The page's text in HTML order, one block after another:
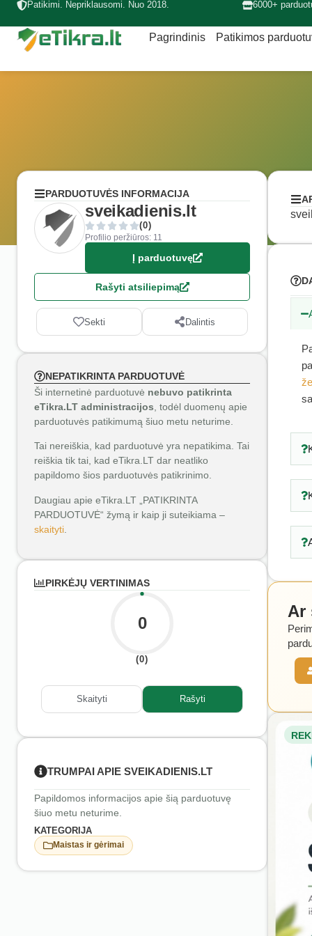
Patikimi. Nepriklausomi. Nuo 2018. 6000+
Pagrindinis Patikimos
PARDUOTUVĖS INFORMACIJA
sveikadienis.lt
(0)
Profilio peržiūros: 11
Į parduotuvę
Rašyti atsiliepimą
Sekti Dalintis
NEPATIKRINTA PARDUOTUVĖ
Ši internetinė parduotuvė nebuvo patikrinta
eTikra.LT administracijos , todėl duomenų apie
parduotuvės patikimumą šiuo metu neturime.
Tai nereiškia, kad parduotuvė yra nepatikima. Tai
reiškia tik tai, kad eTikra.LT dar neatliko
papildomo šios parduotuvės patikrinimo.
Daugiau apie eTikra.LT „PATIKRINTA
PARDUOTUVĖ“ žymą ir kaip ji suteikiama –
skaityti
PIRKĖJŲ VERTINIMAS
0
(0)
Skaityti Rašyti
TRUMPAI APIE SVEIKADIENIS.LT
Papildomos informacijos apie šią parduotuvę
šiuo metu neturime.
KATEGORIJA
Maistas ir gėrimai
Ar